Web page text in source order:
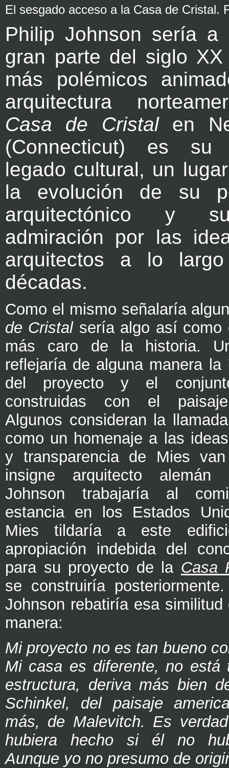
El sesgado acceso a la Casa de Cristal.
Philip Johnson sería
gran parte del siglo
más polémicos
arquitectura
Casa de Cristalen
(Connecticut) es su
legado cultural, un
la evolución de su
arquitectónico y
admiración por las
arquitectos a lo
décadas.
Como el mismo señalaría
de Cristalsería algo así como
más caro de la historia.
reflejaría de alguna manera la
del proyecto y el
construidas con el
Algunos consideran la
como un homenaje a las
y transparencia de Mies
insigne arquitecto
Johnson trabajaría al
estancia en los Estados
Mies tildaría a este
apropiación indebida del
para su proyecto de la Casa
se construiría
Johnson rebatiría esa similitud
manera:
Mi proyecto no es tan bueno
Mi casa es diferente, no está
estructura, deriva más bien
Schinkel, del paisaje
más, de Malevitch. Es
hubiera hecho si él no
Aunque yo no presumo de